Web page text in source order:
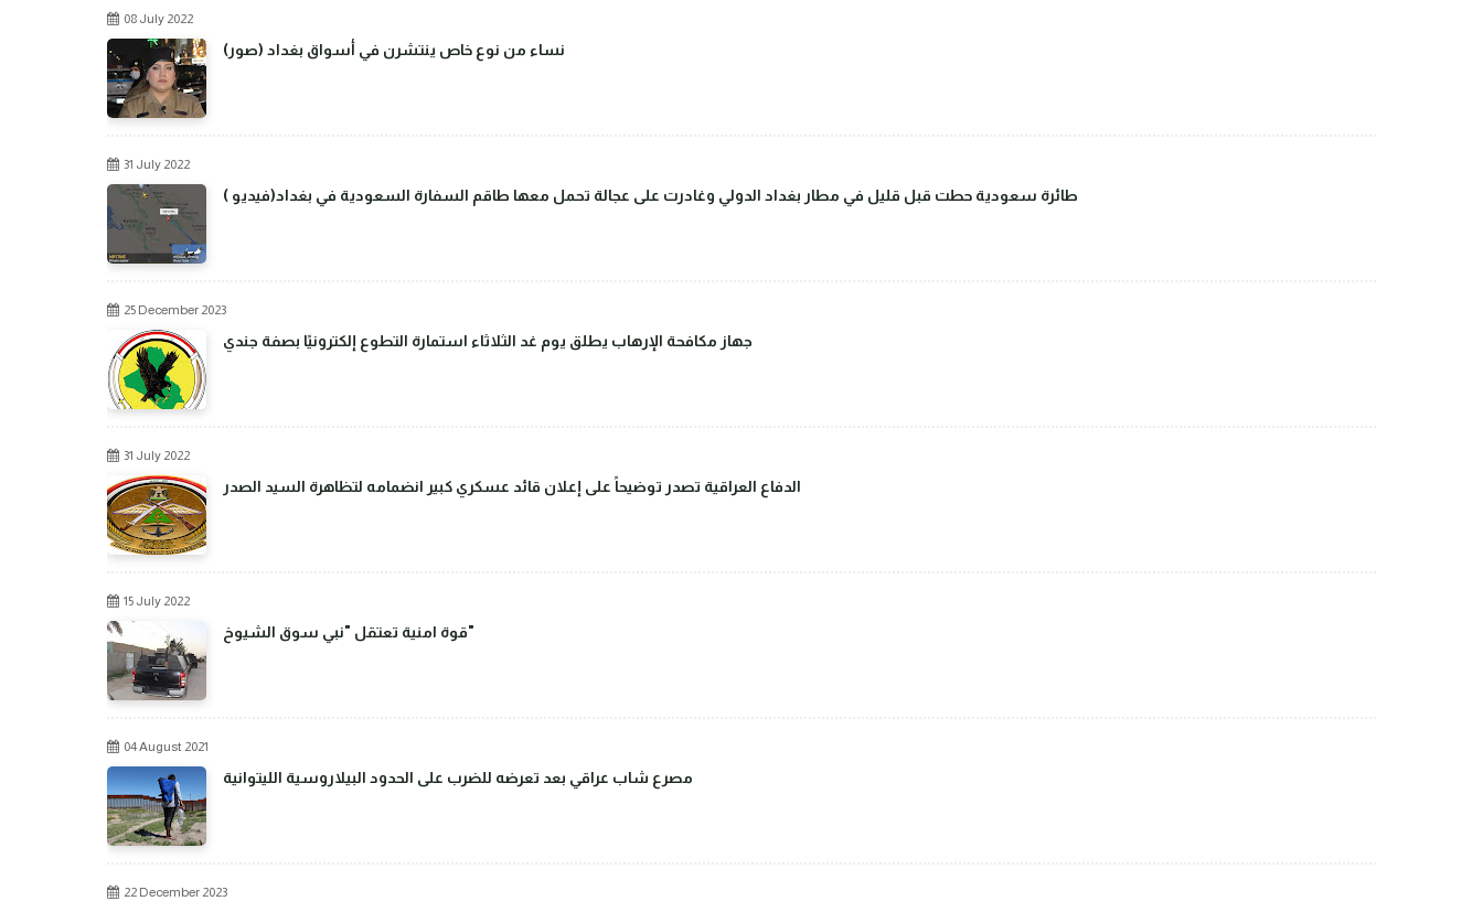
08 July 2022
(صور) نساء من نوع خاص ينتشرن في أسواق بغداد
31 July 2022
طائرة سعودية حطت قبل قليل في مطار بغداد الدولي وغادرت على عجالة تحمل معها طاقم السفارة السعودية في بغداد(فيديو )
25 December 2023
جهاز مكافحة الإرهاب يطلق يوم غد الثلاثاء استمارة التطوع إلكترونيًا بصفة جندي
31 July 2022
الدفاع العراقية تصدر توضيحاً على إعلان قائد عسكري كبير انضمامه لتظاهرة السيد الصدر
15 July 2022
قوة امنية تعتقل "نبي سوق الشيوخ"
04 August 2021
مصرع شاب عراقي بعد تعرضه للضرب على الحدود البيلاروسية الليتوانية
22 December 2023